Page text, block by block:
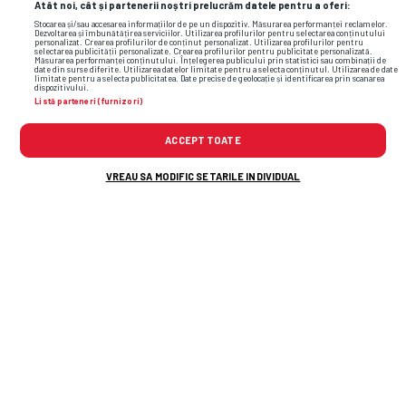
Atât noi, cât și partenerii noștri prelucrăm datele pentru a oferi:
Stocarea și/sau accesarea informațiilor de pe un dispozitiv. Măsurarea performanței reclamelor.
Dezvoltarea și îmbunătățirea serviciilor. Utilizarea profilurilor pentru selectarea conținutului
personalizat. Crearea profilurilor de conținut personalizat. Utilizarea profilurilor pentru
selectarea publicității personalizate. Crearea profilurilor pentru publicitate personalizată.
Măsurarea performanței conținutului. Înțelegerea publicului prin statistici sau combinații de
date din surse diferite. Utilizarea datelor limitate pentru a selecta conținutul. Utilizarea de date
limitate pentru a selecta publicitatea. Date precise de geolocație și identificarea prin scanarea
dispozitivului.
Listă parteneri (furnizori)
ACCEPT TOATE
VREAU SA MODIFIC SETARILE INDIVIDUAL